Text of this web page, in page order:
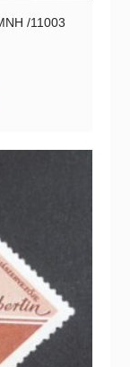
/11003